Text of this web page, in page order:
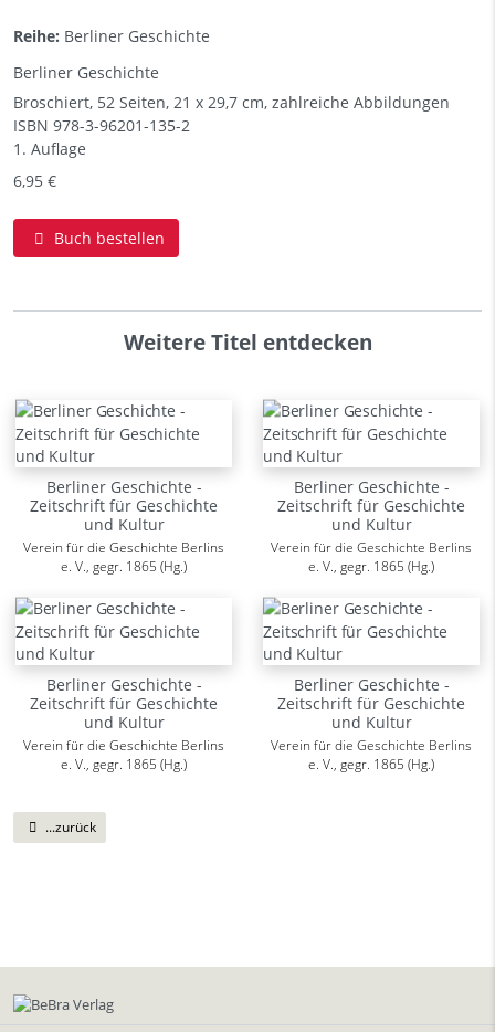
Reihe: Berliner Geschichte
Berliner Geschichte
Broschiert, 52 Seiten, 21 x 29,7 cm, zahlreiche Abbildungen
ISBN 978-3-96201-135-2
1. Auflage
6,95 €
Buch bestellen
Weitere Titel entdecken
Berliner Geschichte -
Zeitschrift für Geschichte
und Kultur
Verein für die Geschichte Berlins
e. V., gegr. 1865 (Hg.)
Berliner Geschichte -
Zeitschrift für Geschichte
und Kultur
Verein für die Geschichte Berlins
e. V., gegr. 1865 (Hg.)
Berliner Geschichte -
Zeitschrift für Geschichte
und Kultur
Verein für die Geschichte Berlins
e. V., gegr. 1865 (Hg.)
Berliner Geschichte -
Zeitschrift für Geschichte
und Kultur
Verein für die Geschichte Berlins
e. V., gegr. 1865 (Hg.)
...zurück